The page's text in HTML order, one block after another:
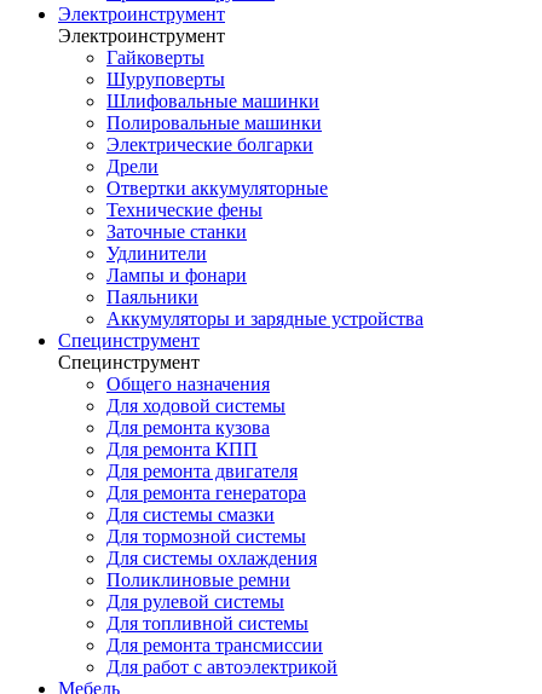
Электроинструмент
Электроинструмент
Гайковерты
Шуруповерты
Шлифовальные машинки
Полировальные машинки
Электрические болгарки
Дрели
Отвертки аккумуляторные
Технические фены
Заточные станки
Удлинители
Лампы и фонари
Паяльники
Аккумуляторы и зарядные устройства
Специнструмент
Специнструмент
Общего назначения
Для ходовой системы
Для ремонта кузова
Для ремонта КПП
Для ремонта двигателя
Для ремонта генератора
Для системы смазки
Для тормозной системы
Для системы охлаждения
Поликлиновые ремни
Для рулевой системы
Для топливной системы
Для ремонта трансмиссии
Для работ с автоэлектрикой
Мебель